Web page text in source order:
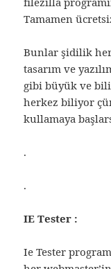
Tamamen
Bunlar şidilik her
tasarım ve
gibi büyük ve
herkez biliyor
kullamaya
.
.
IE Tester :
Ie Tester